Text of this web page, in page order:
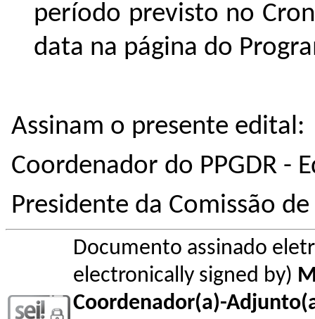
período previsto no
data na página do
Assinam o presente edital:
Coordenador do PPGDR -
Presidente da Comissão
Documento assinado
electronically signed by)
Coordenador(a)-